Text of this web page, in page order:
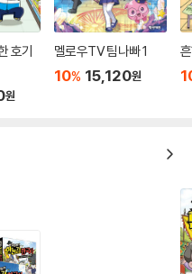
호기
원
멜로우TV 팀나빠 1
10% 15,120원